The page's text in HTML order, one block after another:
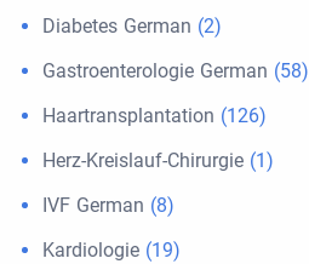
Diabetes German (2)
Gastroenterologie German (58)
Haartransplantation (126)
Herz-Kreislauf-Chirurgie (1)
IVF German (8)
Kardiologie (19)